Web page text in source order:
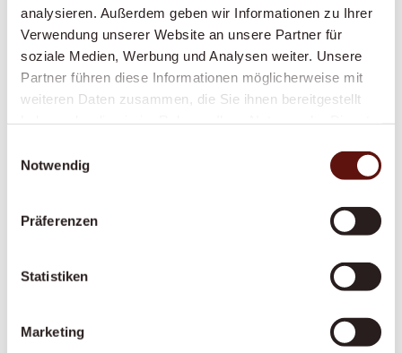
analysieren. Außerdem geben wir Informationen zu Ihrer
Verwendung unserer Website an unsere Partner für
soziale Medien, Werbung und Analysen weiter. Unsere
Partner führen diese Informationen möglicherweise mit
weiteren Daten zusammen, die Sie ihnen bereitgestellt
Notwendig
Präferenzen
Statistiken
Marketing
Grundpflege:Unterstützung bei der
Körperpflege, beim An- und Auskleiden, Hilfe bei
der Mobilität
Damit Sie Ihre
Betreuung bei Demenz oder Parkinson:
kognitiven oder motorischen Einschränkungen
Lebensphase